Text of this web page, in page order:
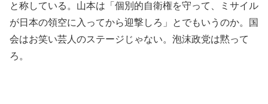
と称している。山本は「個別的自衛権を守って、ミサイル
が日本の領空に入ってから迎撃しろ」とでもいうのか。国
会はお笑い芸人のステージじゃない。泡沫政党は黙って
ろ。